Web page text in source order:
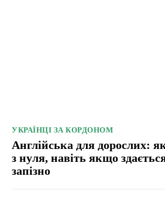
УКРАЇНЦІ ЗА КОРДОНОМ
Англійська для дорослих:
з нуля, навіть якщо
запізно